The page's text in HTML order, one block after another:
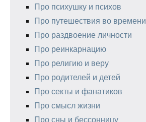
Про психушку и психов
Про путешествия во времени
Про раздвоение личности
Про реинкарнацию
Про религию и веру
Про родителей и детей
Про секты и фанатиков
Про смысл жизни
Про сны и бессонницу